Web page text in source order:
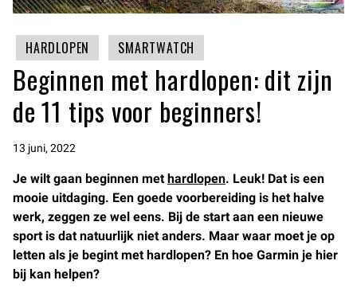
HARDLOPEN SMARTWATCH
Beginnen met hardlopen: dit zijn
de 11 tips voor beginners!
13 juni, 2022
Je wilt gaan beginnen met hardlopen. Leuk! Dat is een
mooie uitdaging. Een goede voorbereiding is het halve
werk, zeggen ze wel eens. Bij de start aan een nieuwe
sport is dat natuurlijk niet anders. Maar waar moet je op
letten als je begint met hardlopen? En hoe Garmin je hier
bij kan helpen?